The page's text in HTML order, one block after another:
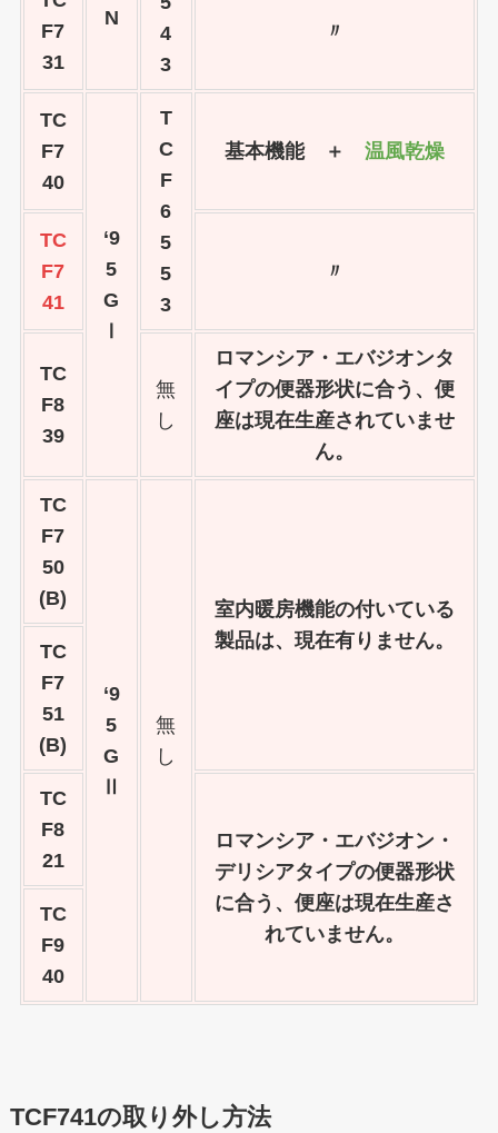
N
4
3
F7
31
〃
TC
F7
40
‘9
5
G
T
C
F
6
5
5
3
基本機能 ＋ 温風乾燥
TC
F7
41
〃
TC
F8
39
無
し
ロマンシア・エバジオンタ
イプの便器形状に合う、便
座は現在生産されていませ
ん。
TC
F7
50
(B)
‘9
5
G
無
し
室内暖房機能の付いている
製品は、現在有りません。
TC
F7
51
(B)
TC
F8
21
ロマンシア・エバジオン・
デリシアタイプの便器形状
に合う、便座は現在生産さ
れていません。
TC
F9
40
TCF741の取り外し方法